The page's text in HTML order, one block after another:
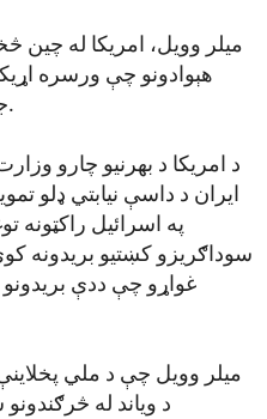
میلر وویل، امریکا له
هېوادونو چې ورسره
جګړې د پراخېدو مخنیوی وکړي.
د امریکا د بهرنیو چارو
ایران د داسې نیابتي ډلو
په اسرائیل راکټونه
سوداګریزو کښتیو بریدونه
غواړو چې ددې بریدونو
میلر وویل چې د ملي
د ویاند له